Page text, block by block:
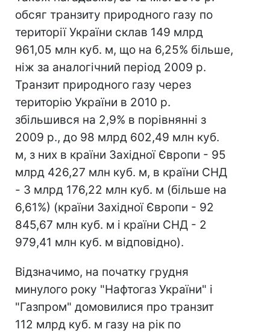
обсяг транзиту природного газу по
території України склав 149 млрд
961,05 млн куб. м, що на 6,25% більше,
ніж за аналогічний період 2009 р.
Транзит природного газу через
територію України в 2010 р.
збільшився на 2,9% в порівнянні з
2009 р., до 98 млрд 602,49 млн куб.
м, з них в країни Західної Європи - 95
млрд 426,27 млн куб. м, в країни СНД
- 3 млрд 176,22 млн куб. м (більше на
6,61%) (країни Західної Європи - 92
845,67 млн куб. м і країни СНД - 2
979,41 млн куб. м відповідно).
Відзначимо, на початку грудня
минулого року "Нафтогаз України" і
"Газпром" домовилися про транзит
112 млрд куб. м газу на рік по